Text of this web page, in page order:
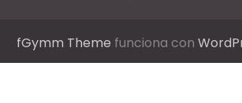
fGymm Theme funciona con